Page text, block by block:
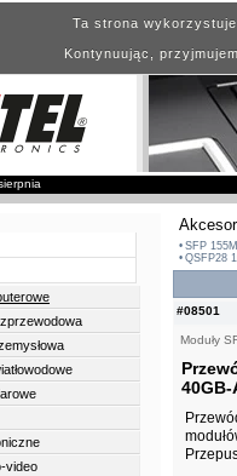
Ta strona
Kontynuując,
SFP 155M
QSFP28
#08501
Moduły
40GB-
video